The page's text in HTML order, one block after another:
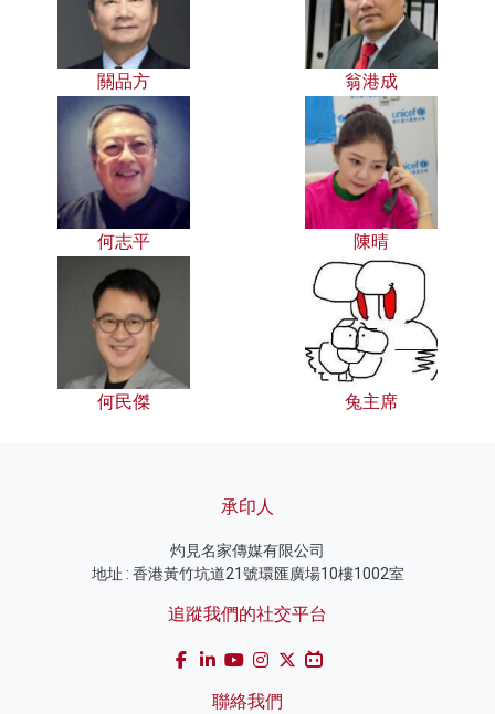
關品方 翁港成
何志平 陳晴
何民傑 兔主席
承印人
灼見名家傳媒有限公司
地址 : 香港黃竹坑道21號環匯廣場10樓1002室
追蹤我們的社交平台
聯絡我們